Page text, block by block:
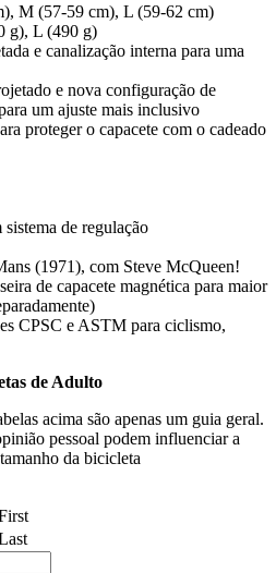
M (57-59 cm), L (59-62 cm)
g), L (490 g)
e canalização interna para uma
e nova configuração de
um ajuste mais inclusivo
proteger o capacete com o cadeado
de regulação
(1971), com Steve McQueen!
de capacete magnética para maior
CPSC e ASTM para ciclismo,
de Adulto
acima são apenas um guia geral.
pessoal podem influenciar a
da bicicleta